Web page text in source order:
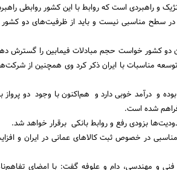
و راهبردی است که روابط با این کشور روابطی
سطح مناسبی نیست و باید از ظرفیت‌های دو کشور
کشور خواست حجم مبادلات فیمابین را گسترش
مناسبات با ایران ذکر کرد وی همچنین از
و درآمد خوبی دارد و هم‌اکنون با وجود دو پرواز
شده است.
بزودی رفع و روابط بانکی برقرار خواهد شد.
مناسبی در خصوص ثبت کالاهای عمانی در ایران و
و مهندسی، دام و علوفه گفت: با امضای